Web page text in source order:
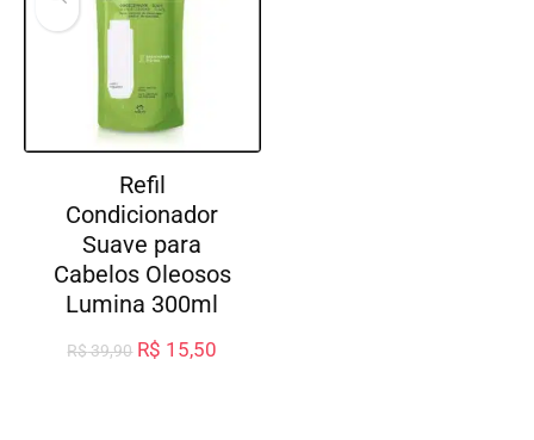
Refil
Condicionador
Suave para
Cabelos Oleosos
Lumina 300ml
R$39,90 R$ 15,50